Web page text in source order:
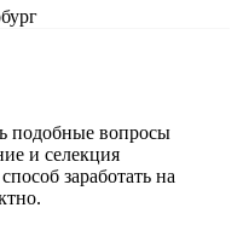
подобные вопросы
и селекция
заработать на